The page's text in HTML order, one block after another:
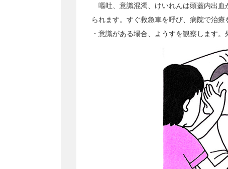
嘔吐、意識混濁、けいれんは頭蓋内出血
られます。すぐ救急車を呼び、病院で治療
・意識がある場合、ようすを観察します